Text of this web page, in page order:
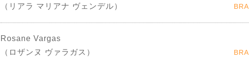
（リアラ マリアナ ヴェンデル）
Rosane Vargas
（ロザンヌ ヴァラガス）